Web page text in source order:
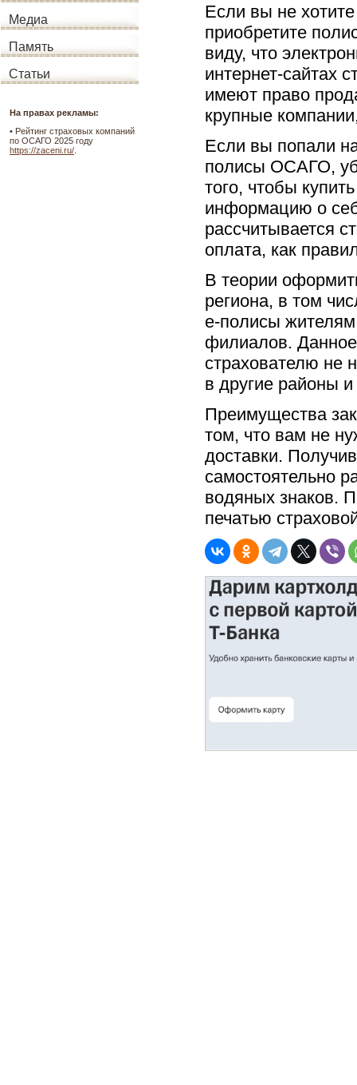
Медиа
Память
Статьи
На правах рекламы:
• Рейтинг страховых компаний
по ОСАГО 2025 году
https://zaceni.ru/
Если вы не
приобретите
виду, что
интернет-сайтах
имеют право
крупные
Если вы попали
полисы ОСАГО,
того, чтобы
информацию о
рассчитывается
оплата, как
В теории
региона, в том
е-полисы жителям
филиалов. Данное
страхователю не
в другие районы
Преимущества
том, что вам не
доставки.
самостоятельно
водяных знаков.
печатью